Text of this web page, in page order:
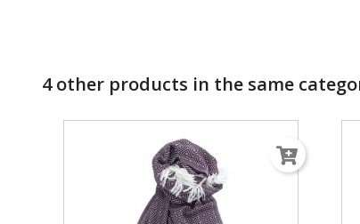
4 other products in the same